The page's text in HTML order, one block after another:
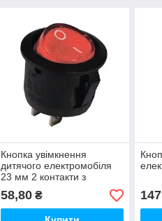
Кнопка увімкнення
дитячого електромобіля
23 мм 2 контакти з
підсвіткою
58,80₴ 147